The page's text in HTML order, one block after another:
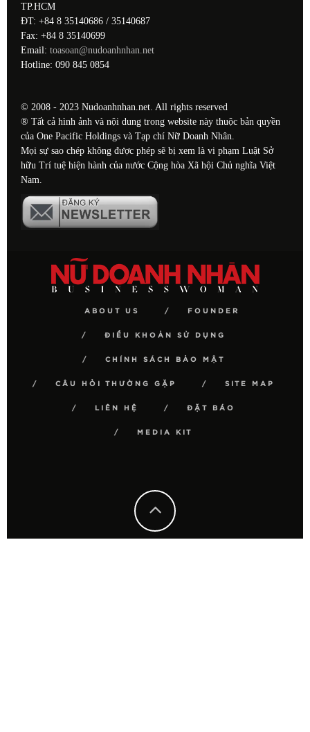
TP.HCM
ĐT: +84 8 35140686 / 35140687
Fax: +84 8 35140699
Email: toasoan@nudoanhnhan.net
Hotline: 090 845 0854
© 2008 - 2023 Nudoanhnhan.net. All rights reserved
® Tất cả hình ảnh và nội dung trong website này thuộc bản quyền
của One Pacific Holdings và Tạp chí Nữ Doanh Nhân.
Mọi sự sao chép không được phép sẽ bị xem là vi phạm Luật Sở
hữu Trí tuệ hiện hành của nước Cộng hòa Xã hội Chủ nghĩa Việt
Nam.
ABOUT US FOUNDER
ĐIỀU KHOẢN SỬ DỤNG
CHÍNH SÁCH BẢO MẬT
CÂU HỎI THƯỜNG GẶP SITE MAP
LIÊN HỆ ĐẶT BÁO
MEDIA KIT